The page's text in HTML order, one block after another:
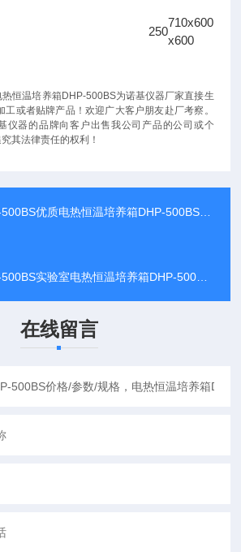
250
710x600
x600
恒温培养箱DHP-500BS为诺基仪器厂家直接生
工或者贴牌产品！欢迎广大客户朋友赴厂考察。
仪器的品牌向客户出售我公司产品的公司或个
其法律责任的权利！
优质电热恒温培养箱DHP-500BS*，售后有保障
实验室电热恒温培养箱DHP-500BS,质量可靠
在线留言